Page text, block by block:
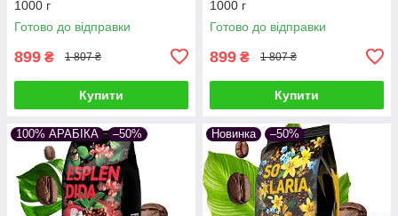
1000 г
Готово до відправки
899 ₴ 1 807 ₴
Купити
1000 г
Готово до відправки
899 ₴ 1 807 ₴
Купити
100% АРАБІКА –50% Новинка –50%